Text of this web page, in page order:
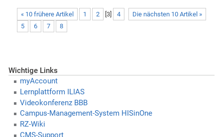
« 10 frühere Artikel Die nächsten 10 Artikel »
1 2 3]
4
5
6 7 8
Wichtige Links
myAccount
Lernplattform ILIAS
Videokonferenz BBB
Campus-Management-System HISinOne
RZ-Wiki
CMS-Support